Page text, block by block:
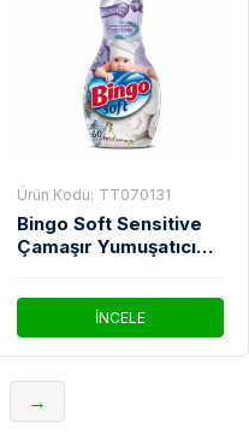
Ürün Kodu: TT070131
Bingo Soft Sensitive
Çamaşır Yumuşatıcı
İNCELE
→